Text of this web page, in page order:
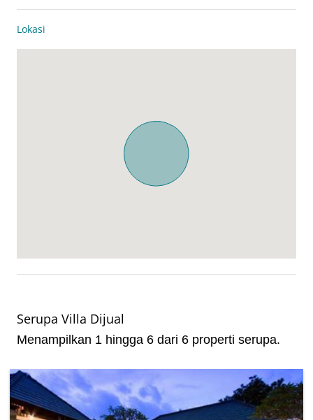
Lokasi
Serupa Villa Dijual
Menampilkan 1 hingga 6 dari 6 properti serupa.